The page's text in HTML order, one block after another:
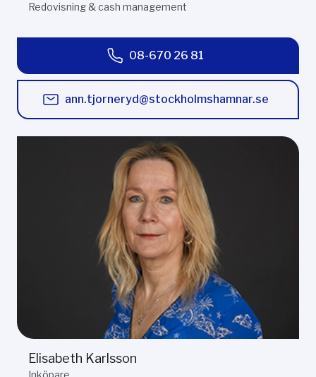
Redovisning & cash management
08-670 26 81
ann.tjorneryd@stockholmshamnar.se
Elisabeth Karlsson
Inköpare